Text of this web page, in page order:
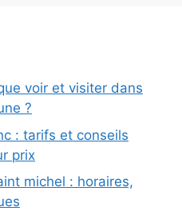
voir et visiter dans
?
: tarifs et conseils
prix
michel : horaires,